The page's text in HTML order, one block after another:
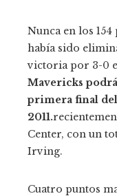
Nunca en los
había sido
victoria por 3-0
Mavericks
primera final
2011.
Center, con un
Irving.
Cuatro puntos